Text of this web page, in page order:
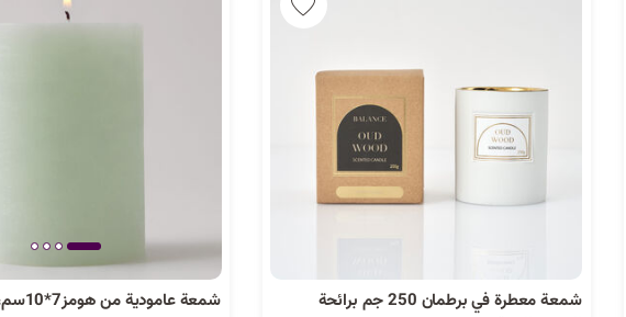
شمعة معطرة في برطمان 250 جم برائحة
شمعة عامودية من هومز7*10سم، أخضر